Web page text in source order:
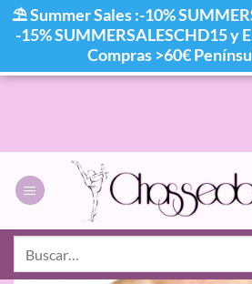
⛱ Summer Sales :-10%
-15% SUMMERSALESCHD15 y
Compras >60€